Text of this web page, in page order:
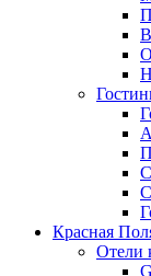
Красная
Отели